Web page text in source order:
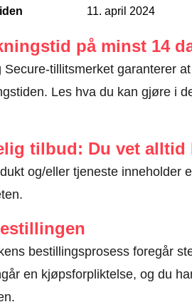
11. april 2024
på minst 14
Secure-tillitsmerket garanterer
Les hva du kan gjøre i
tilbud: Du vet alltid
og/eller tjeneste inneholder
bestillingsprosess foregår
en kjøpsforpliktelse, og du